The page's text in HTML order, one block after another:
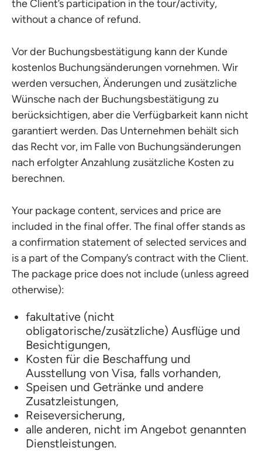
the Client’s participation in the tour/activity,
without a chance of refund.
Vor der Buchungsbestätigung kann der Kunde
kostenlos Buchungsänderungen vornehmen. Wir
werden versuchen, Änderungen und zusätzliche
Wünsche nach der Buchungsbestätigung zu
berücksichtigen, aber die Verfügbarkeit kann nicht
garantiert werden. Das Unternehmen behält sich
das Recht vor, im Falle von Buchungsänderungen
nach erfolgter Anzahlung zusätzliche Kosten zu
berechnen.
Your package content, services and price are
included in the final offer. The final offer stands as
a confirmation statement of selected services and
is a part of the Company’s contract with the Client.
The package price does not include (unless agreed
otherwise):
fakultative (nicht
obligatorische/zusätzliche) Ausflüge und
Besichtigungen,
Kosten für die Beschaffung und
Ausstellung von Visa, falls vorhanden,
Speisen und Getränke und andere
Zusatzleistungen,
Reiseversicherung,
alle anderen, nicht im Angebot genannten
Dienstleistungen.